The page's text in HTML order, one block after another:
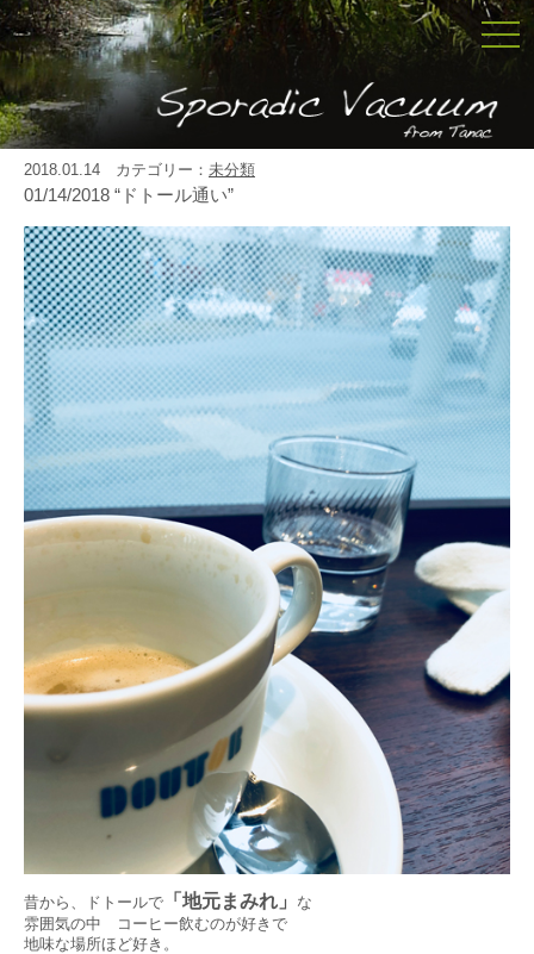
2018.01.14 カテゴリー： 未分類
01/14/2018 “ドトール通い”
昔から、ドトールで 「地元まみれ」
な
雰囲気の中 コーヒー飲むのが好きで
地味な場所ほど好き。